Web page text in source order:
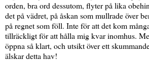
orden, bra ord dessutom, flyter på lika
det på vädret, på åskan som mullrade över
på regnet som föll. Inte för att det kom
tillräckligt för att hålla mig kvar inomhus.
öppna så klart, och utsikt över ett
älskar detta hav!